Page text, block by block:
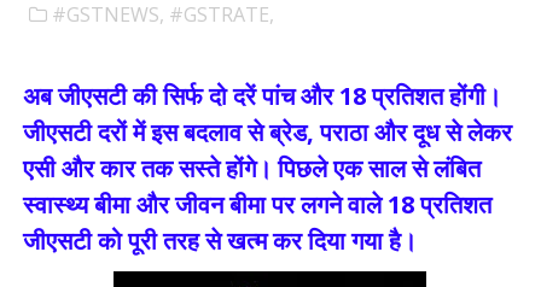
#GSTNEWS, #GSTRATE,
अब जीएसटी की सिर्फ दो दरें पांच और 18 प्रतिशत होंगी।
जीएसटी दरों में इस बदलाव से ब्रेड, पराठा और दूध से लेकर
एसी और कार तक सस्ते होंगे। पिछले एक साल से लंबित
स्वास्थ्य बीमा और जीवन बीमा पर लगने वाले 18 प्रतिशत
जीएसटी को पूरी तरह से खत्म कर दिया गया है।